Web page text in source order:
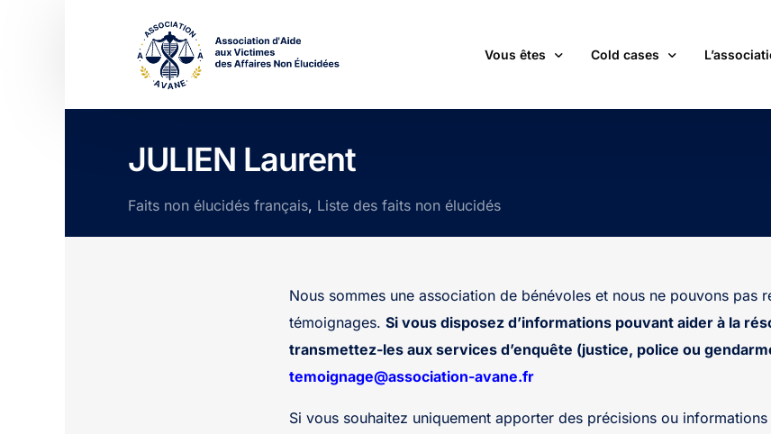
Vous êtes
passionné(e) par les cold cases
un futur adhérent ou bénévole
journaliste
Cold cases
Devenir
Contact
JULIEN Laurent
Faits non élucidés français, Liste des faits non élucidés
Nous sommes une association de bénévoles et nous ne pouvons pas
témoignages. Si vous disposez d’informations pouvant aider à la
transmettez-les aux services d’enquête (justice, police ou
temoignage@association-avane.fr
Si vous souhaitez uniquement apporter des précisions ou